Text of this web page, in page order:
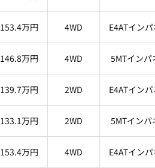
153.4万円 4WD E4ATイン
146.8万円 4WD 5MTインパ
139.7万円 2WD E4ATイン
133.1万円 2WD 5MTインパ
153.4万円 4WD E4ATイン